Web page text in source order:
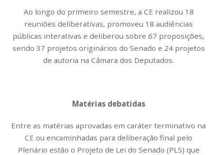
Ao longo do primeiro semestre, a CE realizou 18
reuniões deliberativas, promoveu 18 audiências
públicas interativas e deliberou sobre 67 proposições,
sendo 37 projetos originários do Senado e 24 projetos
de autoria na Câmara dos Deputados.
Matérias debatidas
Entre as matérias aprovadas em caráter terminativo na
CE ou encaminhadas para deliberação final pelo
Plenário estão o Projeto de Lei do Senado (PLS) que